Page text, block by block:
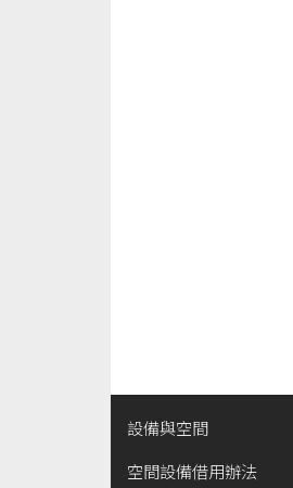
設備與空間
空間設備借用辦法